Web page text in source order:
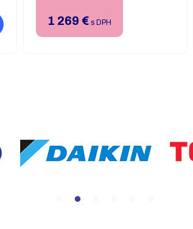
vzduchu a okamžitá regulácia
teploty vytvárajú osviežujúcu oázu
montáže nájdete v doplňujúcich
informáciách nižšie.
1 269 € s DPH